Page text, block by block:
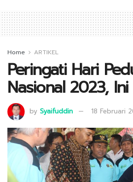
Home ARTIKEL
Peringati Hari
Nasional 2023, Ini
by Syaifuddin 18 Februari